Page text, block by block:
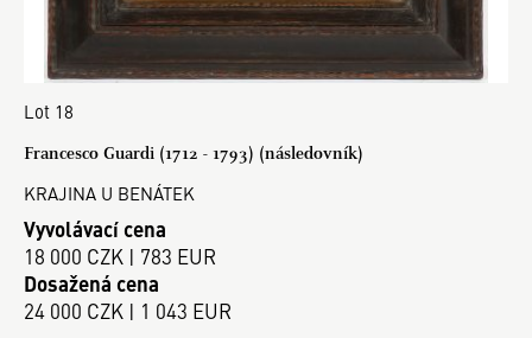
Lot 18
Francesco Guardi (1712 - 1793) (následovník)
KRAJINA U BENÁTEK
Vyvolávací cena
18 000 CZK | 783 EUR
Dosažená cena
24 000 CZK | 1 043 EUR